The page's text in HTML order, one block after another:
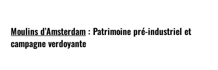
Moulins d’Amsterdam : Patrimoine pré-industriel et
campagne verdoyante